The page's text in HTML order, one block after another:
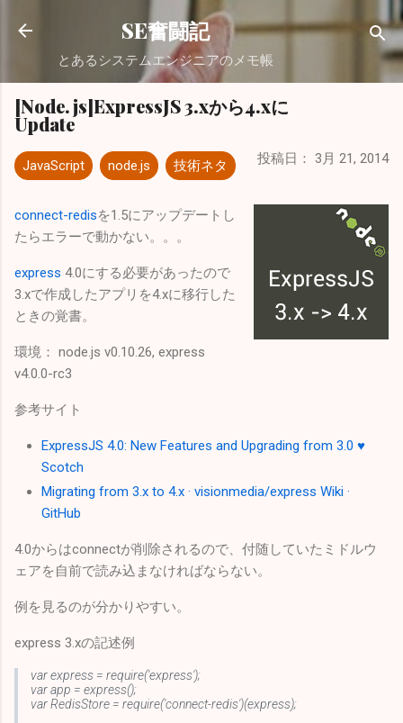
スキップしてメイン コンテンツに移動
SE奮闘記
とあるシステムエンジニアのメモ帳
[Node.js]ExpressJS 3.xから4.xに
Update
JavaScript node.js 技術ネタ 投稿日： 3月 21, 2014
connect-redisを1.5にアップデートし
たらエラーで動かない。。。
express 4.0にする必要があったので
3.xで作成したアプリを4.xに移行した
ときの覚書。
環境： node.js v0.10.26, express
v4.0.0-rc3
参考サイト
ExpressJS 4.0: New Features and Upgrading from 3.0 ♥
Scotch
Migrating from 3.x to 4.x · visionmedia/express Wiki ·
GitHub
4.0からはconnectが削除されるので、付随していたミドルウ
ェアを自前で読み込まなければならない。
例を見るのが分かりやすい。
express 3.xの記述例
var express = require('express');
var app = express();
var RedisStore = require('connect-redis')(express);